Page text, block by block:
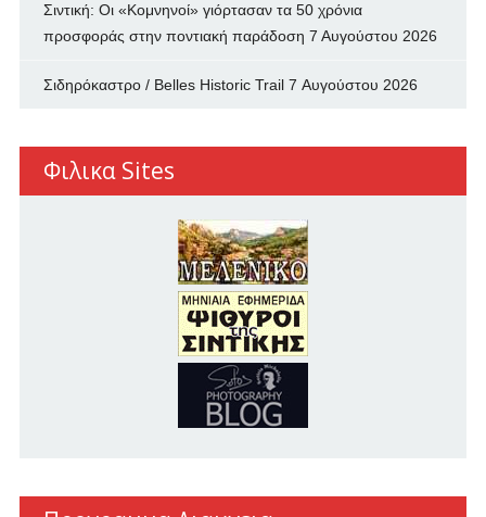
Σιντική: Οι «Κομνηνοί» γιόρτασαν τα 50 χρόνια
προσφοράς στην ποντιακή παράδοση 7 Αυγούστου 2026
Σιδηρόκαστρο / Belles Historic Trail 7 Αυγούστου 2026
Φιλικα Sites